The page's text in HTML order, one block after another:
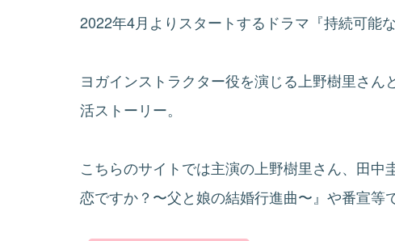
2022年4月よりスタートするドラマ『持続可能
ヨガインストラクター役を演じる上野樹里さ
活ストーリー。
こちらのサイトでは主演の上野樹里さん、田
恋ですか？〜父と娘の結婚行進曲〜』や番宣等